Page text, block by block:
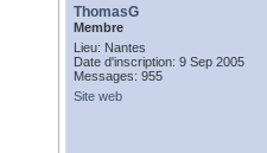
ThomasG
Membre
Lieu: Nantes
Date d'inscription: 9 Sep 2005
Messages: 955
Site web